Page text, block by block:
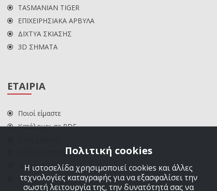
TASMANIAN TIGER
ΕΠΙΧΕΙΡΗΣΙΑΚΑ ΑΡΒΥΛΑ
ΔΙΧΤΥΑ ΣΚΙΑΣΗΣ
3D ΣΗΜΑΤΑ
ΕΤΑΙΡΙΑ
Ποιοί είμαστε
Κατάλογοι σε PDF
Πολιτική επιστροφών
Πολιτική cookies
ΕΠΙΚΟΙΝΩΝΙΑ
Πολιτική cookies
Η ιστοσελίδα χρησιμοποιεί cookies και άλλες
τεχνολογίες καταγραφής για να εξασφαλίσει την
σωστή λειτουργία της, την δυνατότητά σας να